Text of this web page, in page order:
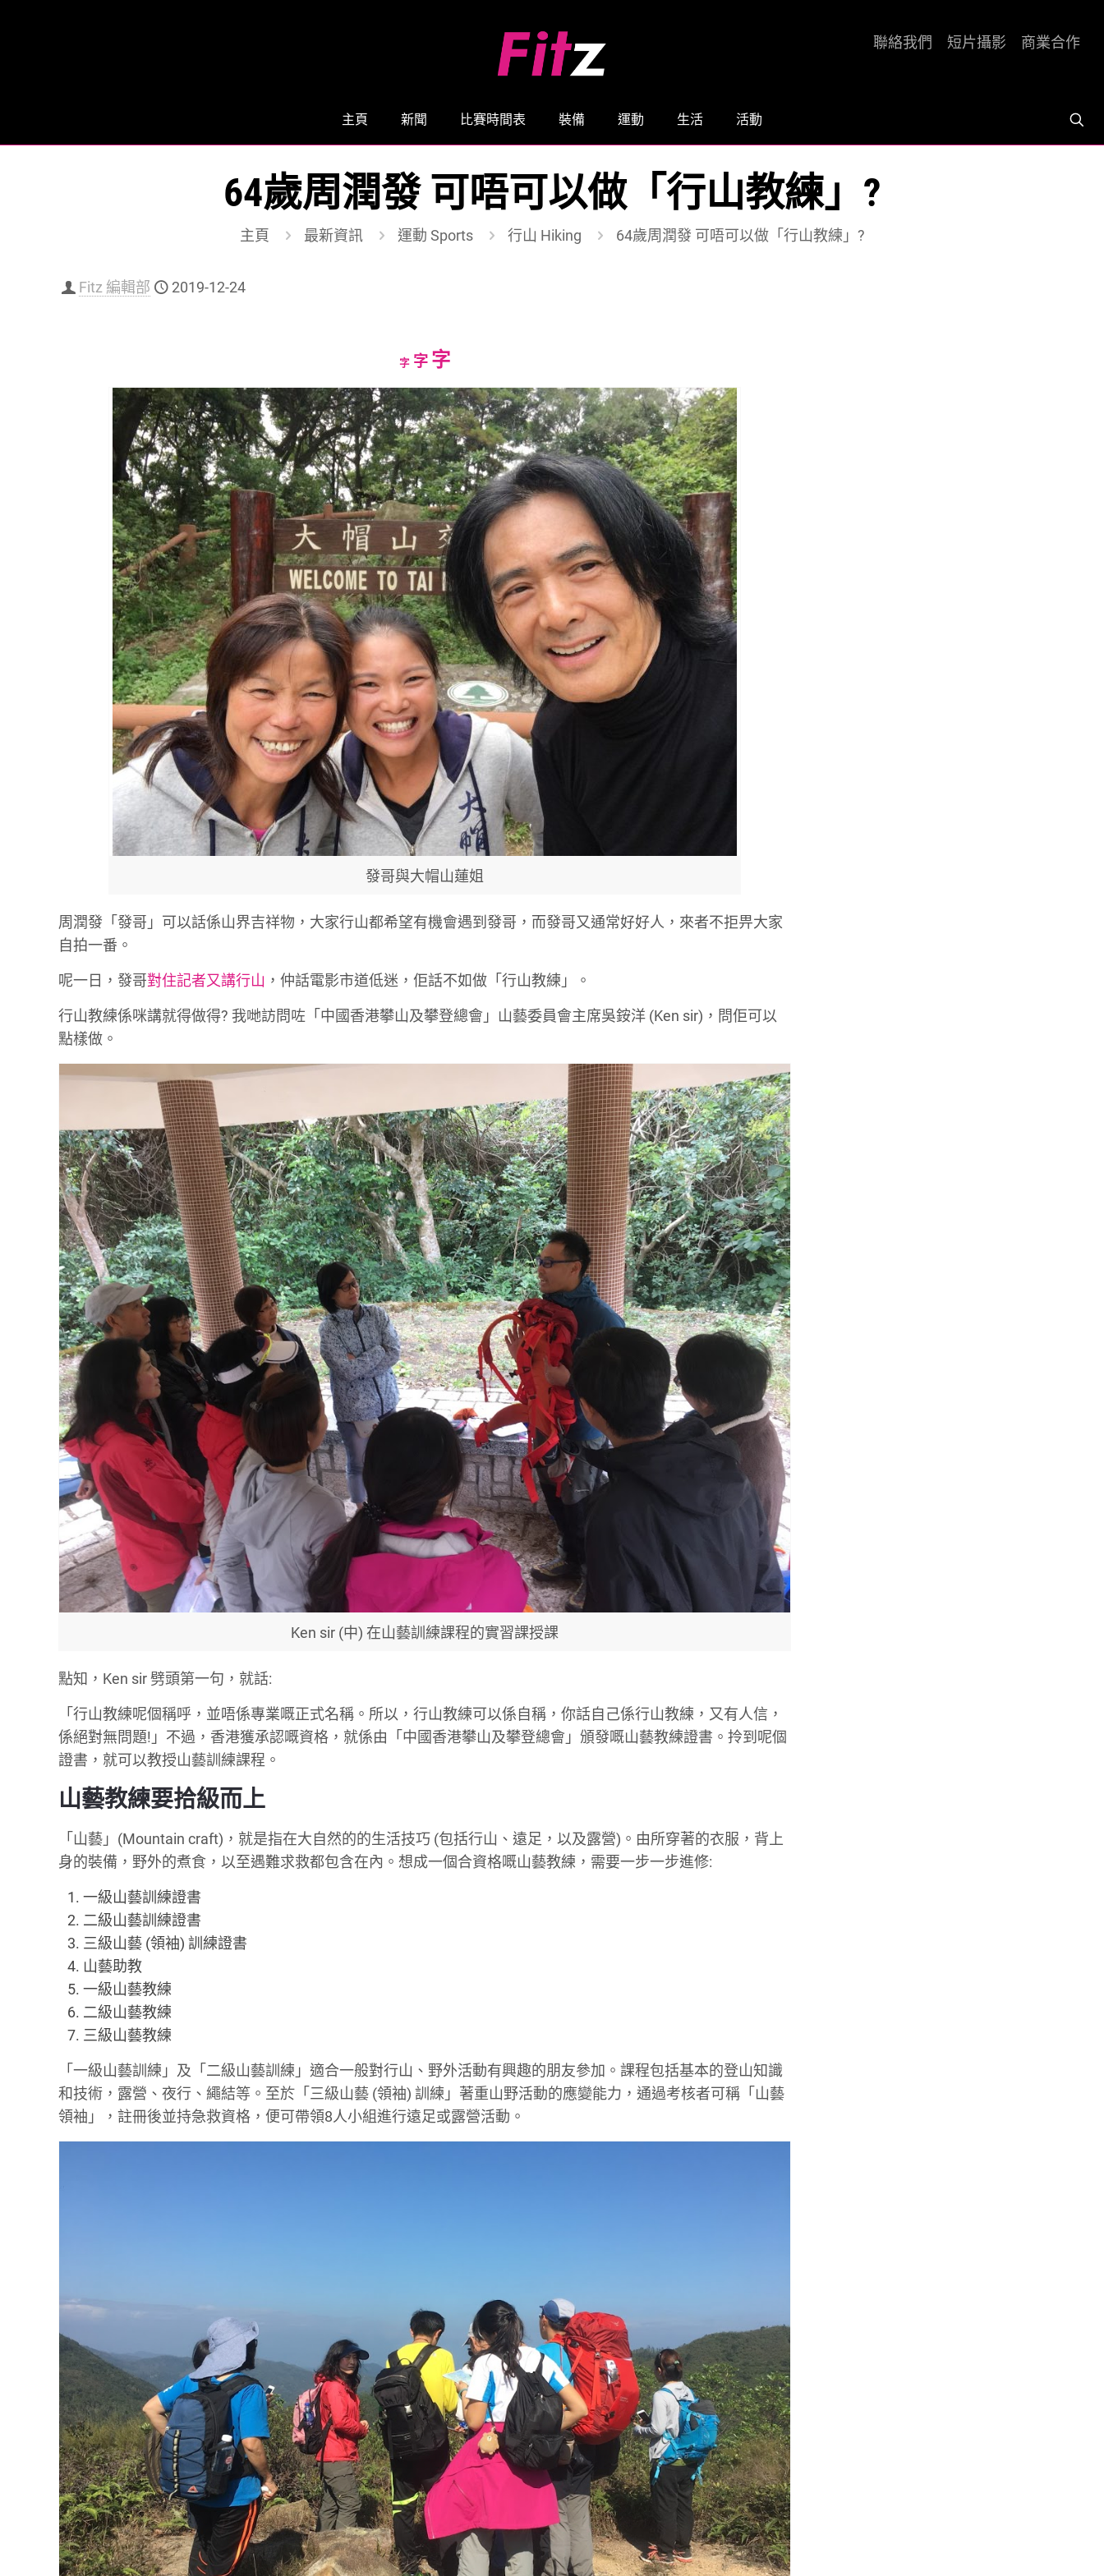
主頁 新聞 比賽時間表 裝備 運動 生活 活動
聯絡我們 短片攝影 商業合作
64歲周潤發 可唔可以做「行山教練」?
主頁 最新資訊 運動 Sports 行山 Hiking 64歲周潤發 可唔可以做「行山教練」?
Fitz 編輯部 2019-12-24
字Decrease
size.
字Reset
size.
字Increase
font
size.
發哥與大帽山蓮姐
周潤發「發哥」可以話係山界吉祥物，大家行山都希望有機會遇到發哥，而發哥又通常好好人，來者不拒畀大家
自拍一番。
呢一日，發哥對住記者又講行山 ，仲話電影市道低迷，佢話不如做「行山教練」。
行山教練係咪講就得做得? 我哋訪問咗「中國香港攀山及攀登總會」山藝委員會主席吳銨洋 (Ken sir)，問佢可以
點樣做。
Ken sir (中) 在山藝訓練課程的實習課授課
點知，Ken sir 劈頭第一句，就話:
「行山教練呢個稱呼，並唔係專業嘅正式名稱。所以，行山教練可以係自稱，你話自己係行山教練，又有人信，
係絕對無問題!」不過，香港獲承認嘅資格，就係由「中國香港攀山及攀登總會」頒發嘅山藝教練證書。拎到呢個
證書，就可以教授山藝訓練課程。
山藝教練要拾級而上
「山藝」(Mountain craft)，就是指在大自然的的生活技巧 (包括行山、遠足，以及露營)。由所穿著的衣服，背上
身的裝備，野外的煮食，以至遇難求救都包含在內。想成一個合資格嘅山藝教練，需要一步一步進修:
一級山藝訓練證書
二級山藝訓練證書
三級山藝 (領袖) 訓練證書
山藝助教
一級山藝教練
二級山藝教練
三級山藝教練
「一級山藝訓練」及「二級山藝訓練」適合一般對行山、野外活動有興趣的朋友參加。課程包括基本的登山知識
和技術，露營、夜行、繩結等。至於「三級山藝 (領袖) 訓練」著重山野活動的應變能力，通過考核者可稱「山藝
領袖」，註冊後並持急救資格，便可帶領8人小組進行遠足或露營活動。